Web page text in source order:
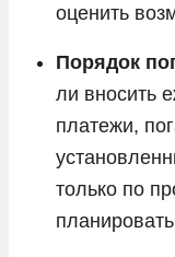
оценить
Порядок
ли вносить
платежи,
только по